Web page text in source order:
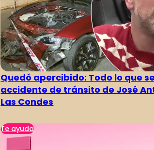
Quedó apercibido: Todo lo que
accidente de tránsito de José
Las Condes
Te ayuda